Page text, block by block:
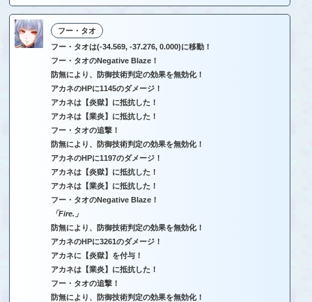
フー・タオ
フー・タオは(-34.569, -37.276, 0.000)に移動！
フー・タオのNegative Blaze！
防無により、防御技術判定の効果を無効化！
アカネのHPに1145のダメージ！
アカネは【炎獄】に抵抗した！
アカネは【業炎】に抵抗した！
フー・タオの追撃！
防無により、防御技術判定の効果を無効化！
アカネのHPに1197のダメージ！
アカネは【炎獄】に抵抗した！
アカネは【業炎】に抵抗した！
フー・タオのNegative Blaze！
「Fire.」
防無により、防御技術判定の効果を無効化！
アカネのHPに3261のダメージ！
アカネに【炎獄】を付与！
アカネは【業炎】に抵抗した！
フー・タオの追撃！
防無により、防御技術判定の効果を無効化！